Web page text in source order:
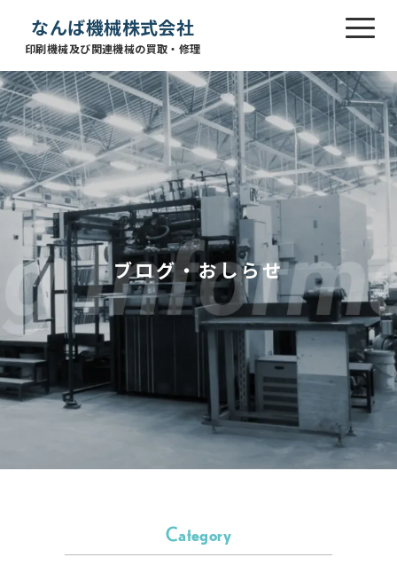
なんば機械株式会社
印刷機械及び関連機械の買取・修理
ブログ・おしらせ
Category